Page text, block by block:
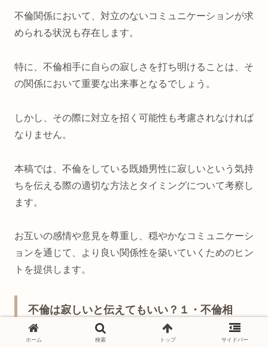
不倫関係において、対立のないコミュニケーションが求
められる状況も存在します。
特に、不倫相手に自らの寂しさを打ち明けることは、そ
の関係において重要な出来事となるでしょう。
しかし、その際に対立を招く可能性も考慮されなければ
なりません。
本稿では、不倫をしている既婚男性に寂しいという気持
ちを伝える際の適切な方法とタイミングについて考察し
ます。
お互いの感情や意見を尊重し、穏やかなコミュニケーシ
ョンを通じて、より良い関係性を築いていくためのヒン
トを提供します。
不倫は寂しいと伝えてもいい？１・不倫相
手には素直になれる女性も多い/寂しいと素
直な気持ちを伝えるのはあり
ホーム 検索 トップ サイドバー